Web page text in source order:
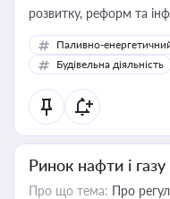
розвитку, реформ та
Паливно-
Будівельна діяльність
Ринок нафти і газу
Про що тема: Про